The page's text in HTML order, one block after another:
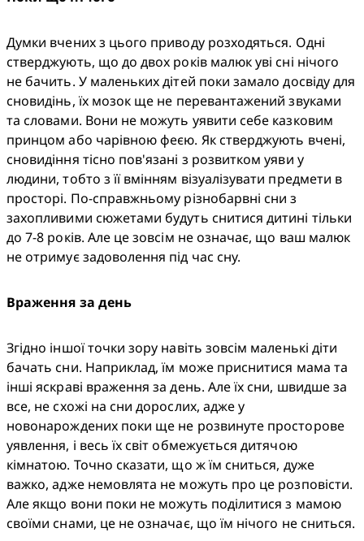
Думки вчених з цього приводу розходяться. Одні
стверджують, що до двох років малюк уві сні нічого
не бачить. У маленьких дітей поки замало досвіду для
сновидінь, їх мозок ще не перевантажений звуками
та словами. Вони не можуть уявити себе казковим
принцом або чарівною феєю. Як стверджують вчені,
сновидіння тісно пов'язані з розвитком уяви у
людини, тобто з її вмінням візуалізувати предмети в
просторі. По-справжньому різнобарвні сни з
захопливими сюжетами будуть снитися дитині тільки
до 7-8 років. Але це зовсім не означає, що ваш малюк
не отримує задоволення під час сну.
Враження за день
Згідно іншої точки зору навіть зовсім маленькі діти
бачать сни. Наприклад, їм може приснитися мама та
інші яскраві враження за день. Але їх сни, швидше за
все, не схожі на сни дорослих, адже у
новонарождених поки ще не розвинуте просторове
уявлення, і весь їх світ обмежується дитячою
кімнатою. Точно сказати, що ж їм сниться, дуже
важко, адже немовлята не можуть про це розповісти.
Але якщо вони поки не можуть поділитися з мамою
своїми снами, це не означає, що їм нічого не сниться.